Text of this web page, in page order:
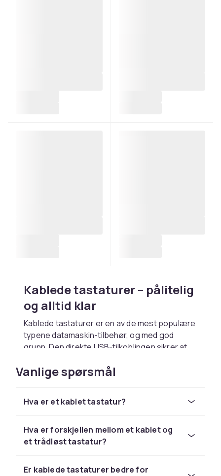
Kablede tastaturer – pålitelig
og alltid klar
Kablede tastaturer er en av de mest populære
typene datamaskin-tilbehør, og med god
grunn. Den direkte USB-tilkoblingen sikrer at
trenger aldri bytte batterier eller bekymre deg
for ladenivå eller trådløs interferens. Dette
profesjonelle miljøer der pålitelighet er
For gaming er kablede tastaturer fortsatt mye
brukt. USB-tilkoblingen gir svært lav latenstid,
sikrer at tastetrykkene registreres nesten
Vanlige spørsmål
Hva er et kablet tastatur?
Hva er forskjellen mellom et kablet og
et trådløst tastatur?
Er kablede tastaturer bedre for